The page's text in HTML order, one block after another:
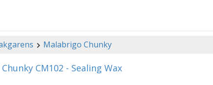
Malabrigo Chunky
CM102 - Sealing Wax